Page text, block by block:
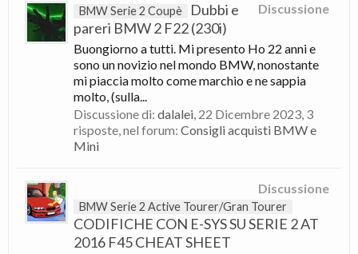
Discussione
BMW Serie 2 Coupè
Dubbi e
pareri BMW 2 F22 (230i)
Buongiorno a tutti. Mi presento Ho 22 anni e
sono un novizio nel mondo BMW, nonostante
mi piaccia molto come marchio e ne sappia
molto, (sulla...
Discussione di: dalalei, 22 Dicembre 2023, 3
risposte, nel forum: Consigli acquisti BMW e
Mini
Discussione
BMW Serie 2 Active Tourer/Gran Tourer
CODIFICHE CON E-SYS SU SERIE 2 AT
2016 F45 CHEAT SHEET